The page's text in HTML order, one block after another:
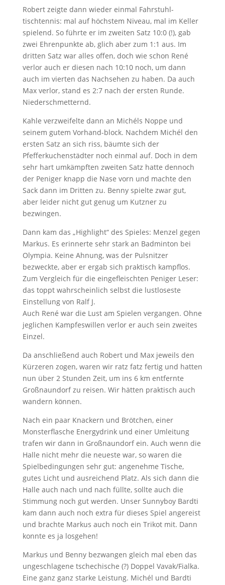
Robert zeigte dann wieder einmal Fahrstuhl-
tischtennis: mal auf höchstem Niveau, mal im Keller
spielend. So führte er im zweiten Satz 10:0 (!), gab
zwei Ehrenpunkte ab, glich aber zum 1:1 aus. Im
dritten Satz war alles offen, doch wie schon René
verlor auch er diesen nach 10:10 noch, um dann
auch im vierten das Nachsehen zu haben. Da auch
Max verlor, stand es 2:7 nach der ersten Runde.
Niederschmetternd.
Kahle verzweifelte dann an Michéls Noppe und
seinem gutem Vorhand-block. Nachdem Michél den
ersten Satz an sich riss, bäumte sich der
Pfefferkuchenstädter noch einmal auf. Doch in dem
sehr hart umkämpften zweiten Satz hatte dennoch
der Peniger knapp die Nase vorn und machte den
Sack dann im Dritten zu. Benny spielte zwar gut,
aber leider nicht gut genug um Kutzner zu
bezwingen.
Dann kam das „Highlight“ des Spieles: Menzel gegen
Markus. Es erinnerte sehr stark an Badminton bei
Olympia. Keine Ahnung, was der Pulsnitzer
bezweckte, aber er ergab sich praktisch kampflos.
Zum Vergleich für die eingefleischten Peniger Leser:
das toppt wahrscheinlich selbst die lustloseste
Einstellung von Ralf J.
Auch René war die Lust am Spielen vergangen. Ohne
jeglichen Kampfeswillen verlor er auch sein zweites
Einzel.
Da anschließend auch Robert und Max jeweils den
Kürzeren zogen, waren wir ratz fatz fertig und hatten
nun über 2 Stunden Zeit, um ins 6 km entfernte
Großnaundorf zu reisen. Wir hätten praktisch auch
wandern können.
Nach ein paar Knackern und Brötchen, einer
Monsterflasche Energydrink und einer Umleitung
trafen wir dann in Großnaundorf ein. Auch wenn die
Halle nicht mehr die neueste war, so waren die
Spielbedingungen sehr gut: angenehme Tische,
gutes Licht und ausreichend Platz. Als sich dann die
Halle auch nach und nach füllte, sollte auch die
Stimmung noch gut werden. Unser Sunnyboy Bardti
kam dann auch noch extra für dieses Spiel angereist
und brachte Markus auch noch ein Trikot mit. Dann
konnte es ja losgehen!
Markus und Benny bezwangen gleich mal eben das
ungeschlagene tschechische (?) Doppel Vavak/Fialka.
Eine ganz ganz starke Leistung. Michél und Bardti